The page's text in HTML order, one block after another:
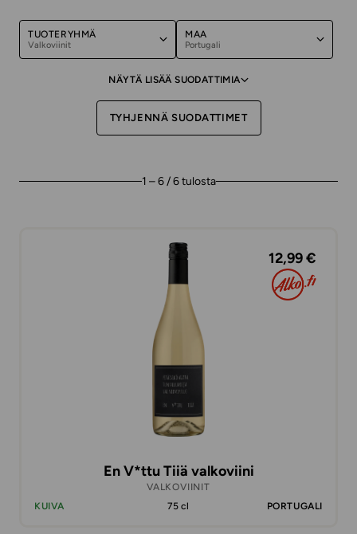
TUOTERYHMÄ
Valkoviinit
MAA
Portugali
NÄYTÄ LISÄÄ SUODATTIMIA
TYHJENNÄ SUODATTIMET
1 – 6 / 6 tulosta
12,99 €
En V*ttu Tiiä valkoviini
VALKOVIINIT
KUIVA
75 cl PORTUGALI